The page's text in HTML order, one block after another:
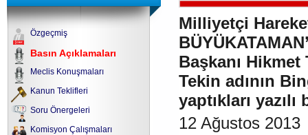
Özgeçmiş
Basın Açıklamaları
Meclis Konuşmaları
Kanun Teklifleri
Soru Önergeleri
Komisyon Çalışmaları
Milliyetçi
Başkanı
Tekin adının
yaptıkları
12 Ağustos 2013